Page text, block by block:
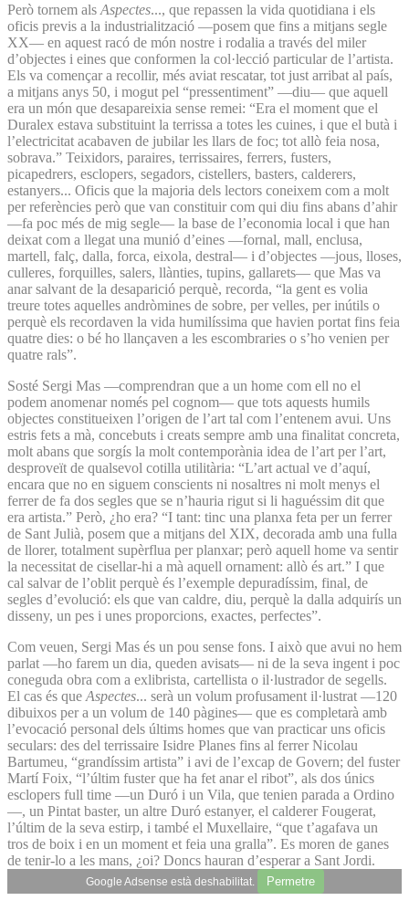
Però tornem als Aspectes..., que repassen la vida quotidiana i els
oficis previs a la industrialització —posem que fins a mitjans segle
XX— en aquest racó de món nostre i rodalia a través del miler
d’objectes i eines que conformen la col·lecció particular de l’artista.
Els va començar a recollir, més aviat rescatar, tot just arribat al país,
a mitjans anys 50, i mogut pel “pressentiment” —diu— que aquell
era un món que desapareixia sense remei: “Era el moment que el
Duralex estava substituint la terrissa a totes les cuines, i que el butà i
l’electricitat acabaven de jubilar les llars de foc; tot allò feia nosa,
sobrava.” Teixidors, paraires, terrissaires, ferrers, fusters,
picapedrers, esclopers, segadors, cistellers, basters, calderers,
estanyers... Oficis que la majoria dels lectors coneixem com a molt
per referències però que van constituir com qui diu fins abans d’ahir
—fa poc més de mig segle— la base de l’economia local i que han
deixat com a llegat una munió d’eines —fornal, mall, enclusa,
martell, falç, dalla, forca, eixola, destral— i d’objectes —jous, lloses,
culleres, forquilles, salers, llànties, tupins, gallarets— que Mas va
anar salvant de la desaparició perquè, recorda, “la gent es volia
treure totes aquelles andròmines de sobre, per velles, per inútils o
perquè els recordaven la vida humilíssima que havien portat fins feia
quatre dies: o bé ho llançaven a les escombraries o s’ho venien per
quatre rals”.
Sosté Sergi Mas —comprendran que a un home com ell no el
podem anomenar només pel cognom— que tots aquests humils
objectes constitueixen l’origen de l’art tal com l’entenem avui. Uns
estris fets a mà, concebuts i creats sempre amb una finalitat concreta,
molt abans que sorgís la molt contemporània idea de l’art per l’art,
desproveït de qualsevol cotilla utilitària: “L’art actual ve d’aquí,
encara que no en siguem conscients ni nosaltres ni molt menys el
ferrer de fa dos segles que se n’hauria rigut si li ha­guéssim dit que
era artista.” Però, ¿ho era? “I tant: tinc una planxa feta per un ferrer
de Sant Julià, posem que a mitjans del XIX, decorada amb una fulla
de llorer, totalment supèrflua per planxar; però aquell home va sentir
la necessitat de cisellar-hi a mà aquell ornament: allò és art.” I que
cal salvar de l’oblit perquè és l’exemple depuradíssim, final, de
segles d’evolució: els que van caldre, diu, perquè la dalla adquirís un
disseny, un pes i unes proporcions, exactes, perfectes”.
Com veuen, Sergi Mas és un pou sense fons. I això que avui no hem
parlat —ho farem un dia, queden avisats— ni de la seva ingent i poc
coneguda obra com a exlibrista, cartellista o il·lustrador de segells.
El cas és que Aspectes... serà un volum profusament il·lustrat —120
dibuixos per a un volum de 140 pàgines— que es completarà amb
l’evocació personal dels últims homes que van practicar uns oficis
seculars: des del terrissaire Isidre Planes fins al ferrer Nicolau
Bartumeu, “grandíssim artista” i avi de l’excap de Govern; del fuster
Martí Foix, “l’últim fuster que ha fet anar el ribot”, als dos únics
esclopers full time —un Duró i un Vila, que tenien parada a Ordino
—, un Pintat baster, un altre Duró estanyer, el calderer Fougerat,
l’últim de la seva estirp, i també el Muxellaire, “que t’agafava un
tros de boix i en un moment et feia una gralla”. Es moren de ganes
de tenir-lo a les mans, ¿oi? Doncs hauran d’esperar a Sant Jordi.
Google Adsense està deshabilitat. Permetre